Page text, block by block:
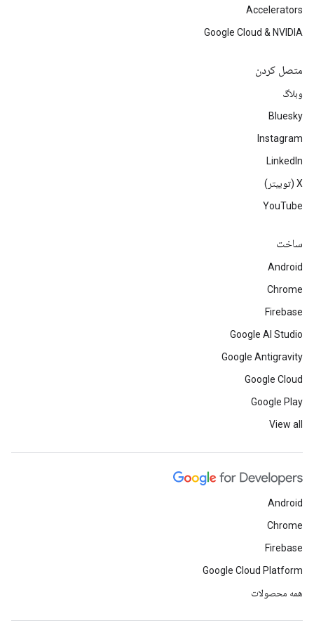
Accelerators
Google Cloud & NVIDIA
متصل کردن
وبلاگ
Bluesky
Instagram
LinkedIn
‫X (توییتر)
YouTube
ساخت
Android
Chrome
Firebase
Google AI Studio
Google Antigravity
Google Cloud
Google Play
View all
Android
Chrome
Firebase
Google Cloud Platform
همه محصولات